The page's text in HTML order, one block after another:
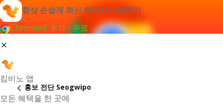
항상 손쉽게 최신 전단지 이용하기
Chrome에 추가 - 무료
킴비노 앱
모든 혜택을 한 곳에
홍보 전단 Seogwipo